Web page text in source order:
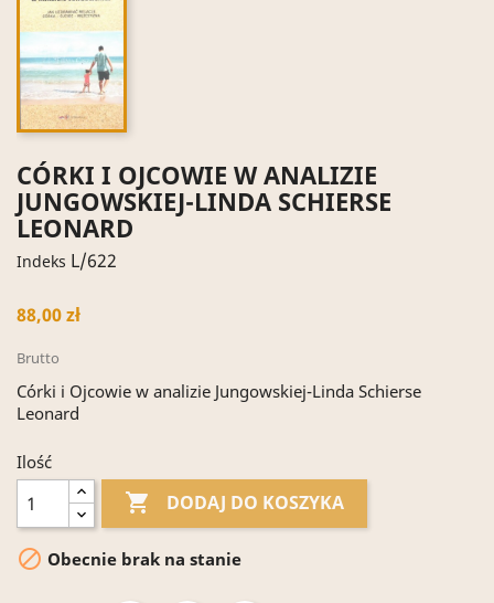
CÓRKI I OJCOWIE W ANALIZIE
JUNGOWSKIEJ-LINDA SCHIERSE
LEONARD
Indeks L/622
88,00 zł
Brutto
Córki i Ojcowie w analizie Jungowskiej-Linda Schierse
Leonard
Ilość
 DODAJ DO KOSZYKA
 Obecnie brak na stanie